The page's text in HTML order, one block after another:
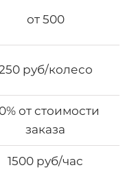
от 500
руб/колесо
от стоимости
заказа
1500 руб/час